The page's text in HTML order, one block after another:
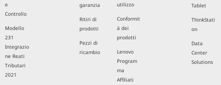
e
Controllo
Modello
231
Integrazio
ne Reati
Tributari
2021
garanzia
Ritiri di
prodotti
Pezzi di
ricambio
utilizzo
Conformit
à dei
prodotti
Lenovo
Program
ma
Affiliati
Tablet
ThinkStati
on
Data
Center
Solutions